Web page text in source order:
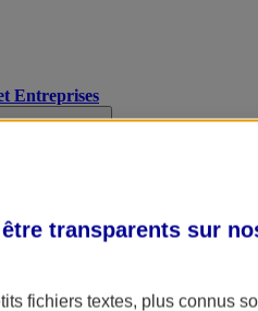
Entreprises
transparents sur
fichiers textes, plus connus